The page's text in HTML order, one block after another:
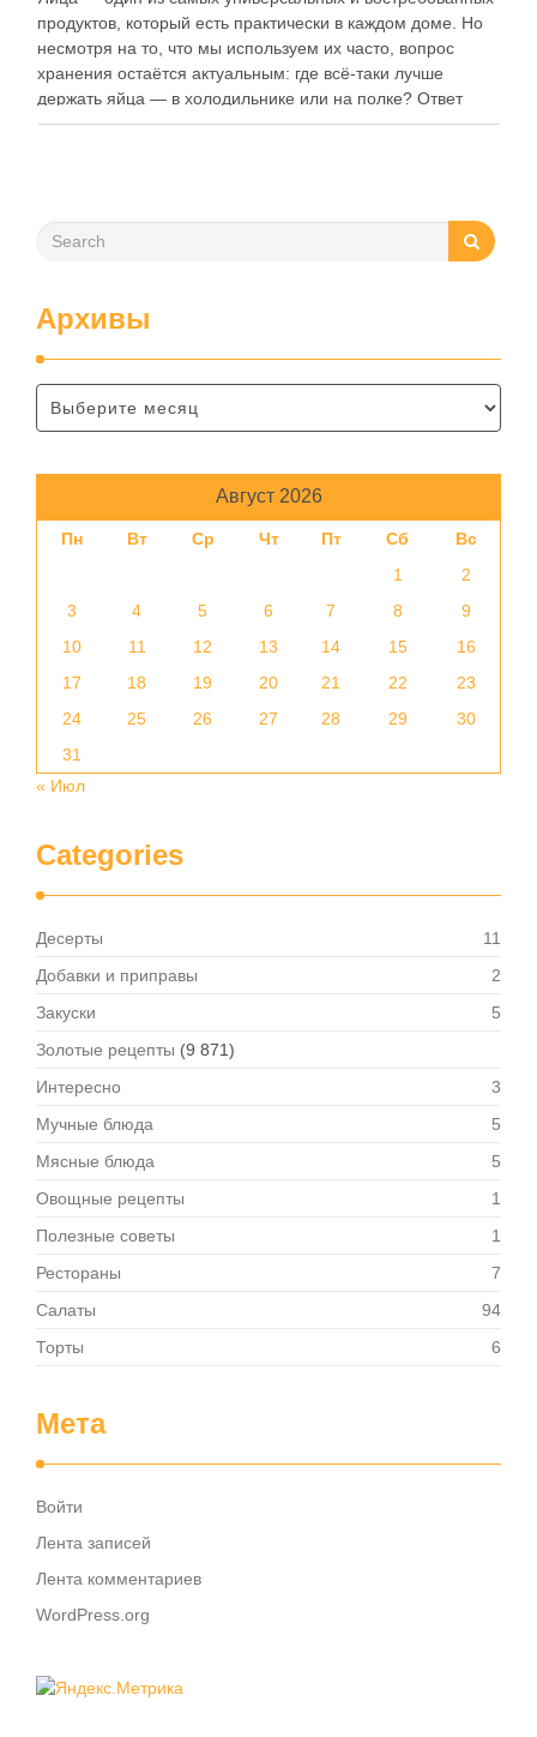
продуктов, который есть практически в каждом доме. Но
несмотря на то, что мы используем их часто, вопрос
хранения остаётся актуальным: где всё-таки лучше
держать яйца — в холодильнике или на полке? Ответ
зависит от нескольких факторов, включая температуру
Архивы
Август 2026
Пн Вт Ср Чт Пт Сб
Вс
1
2
3
4 5 6 7 8
9
10
11 12 13 14 15
16
17
18 19 20 21 22
23
24
25 26 27 28 29
30
31
« Июл
Categories
Десерты
11
Добавки и приправы
2
Закуски
5
Золотые рецепты (9 871)
Интересно
3
Мучные блюда
5
Мясные блюда
5
Овощные рецепты
1
Полезные советы
1
Рестораны
7
Салаты
94
Торты
6
Мета
Войти
Лента записей
Лента комментариев
WordPress.org